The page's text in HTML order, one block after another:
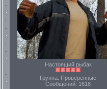
Настоящий рыбак
Группа: Проверенные
Сообщений: 1618